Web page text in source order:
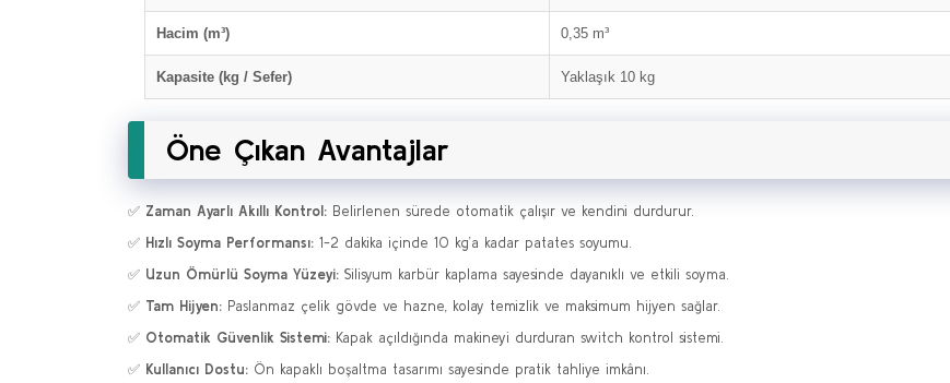
Hacim (m³) 0,35 m³
Kapasite (kg / Sefer) Yaklaşık 10 kg
Öne Çıkan Avantajlar
✅ Zaman Ayarlı Akıllı Kontrol: Belirlenen sürede otomatik çalışır ve kendini durdurur.
✅ Hızlı Soyma Performansı: 1-2 dakika içinde 10 kg’a kadar patates soyumu.
✅ Uzun Ömürlü Soyma Yüzeyi: Silisyum karbür kaplama sayesinde dayanıklı ve etkili soyma.
✅ Tam Hijyen: Paslanmaz çelik gövde ve hazne, kolay temizlik ve maksimum hijyen sağlar.
✅ Otomatik Güvenlik Sistemi: Kapak açıldığında makineyi durduran switch kontrol sistemi.
✅ Kullanıcı Dostu: Ön kapaklı boşaltma tasarımı sayesinde pratik tahliye imkânı.